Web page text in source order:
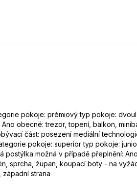
pokoje: prémiový typ pokoje:
obecné: trezor, topení, balkon,
část: posezení mediální
pokoje: superior typ pokoje:
postýlka možná v případě přeplnění:
sprcha, župan, koupací boty - na
strana